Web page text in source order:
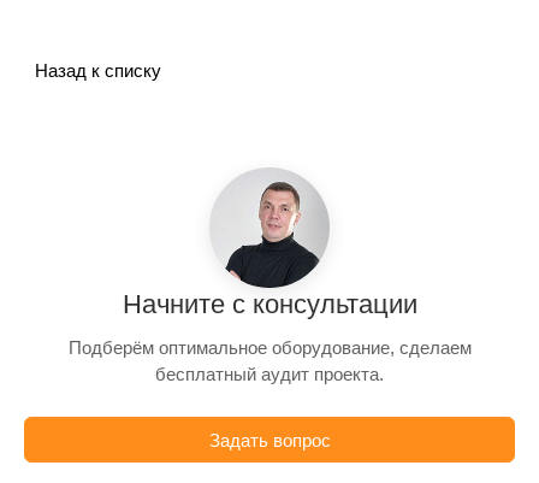
Назад к списку
Начните с консультации
Подберём оптимальное оборудование, сделаем
бесплатный аудит проекта.
Задать вопрос